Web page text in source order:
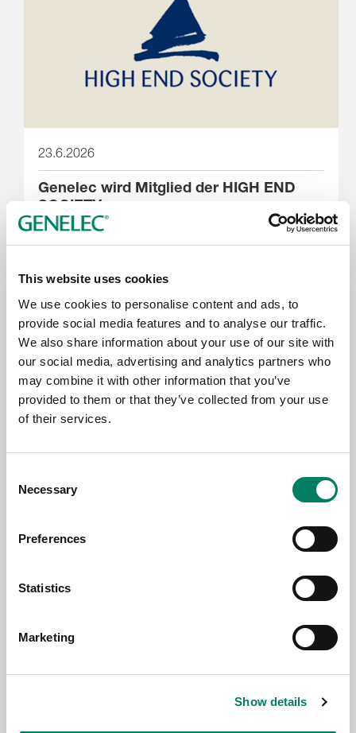
This website uses cookies
We use cookies to personalise content and ads, to
provide social media features and to analyse our traffic.
We also share information about your use of our site with
our social media, advertising and analytics partners who
may combine it with other information that you’ve
provided to them or that they’ve collected from your use
of their services.
Selection
Necessary
Preferences
Statistics
Marketing
Show details
23.6.2026
Genelec wird Mitglied der HIGH END
SOCIETY
Genelec at PALM Expo 2026, Mumbai